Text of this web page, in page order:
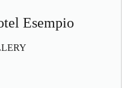
Esempio